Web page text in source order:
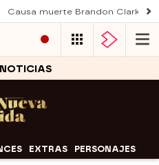
Causa muerte Brandon Clarke
NOTICIAS
EXTRAS PERSONAJES